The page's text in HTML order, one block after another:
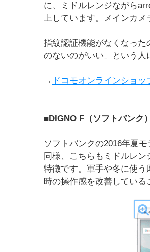
に、ミドルレンジながら
上しています。メインカメ
指紋認証機能がなくなっ
のないのがいい」という人
→ ドコモオンラインショ
■DIGNO F（ソフトバンク）
ソフトバンクの2016年夏
同様、こちらもミドルレ
特徴です。軍手や冬に使
時の操作感を改善している